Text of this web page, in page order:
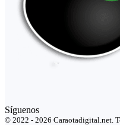
Síguenos
© 2022 - 2026 Caraotadigital.net.